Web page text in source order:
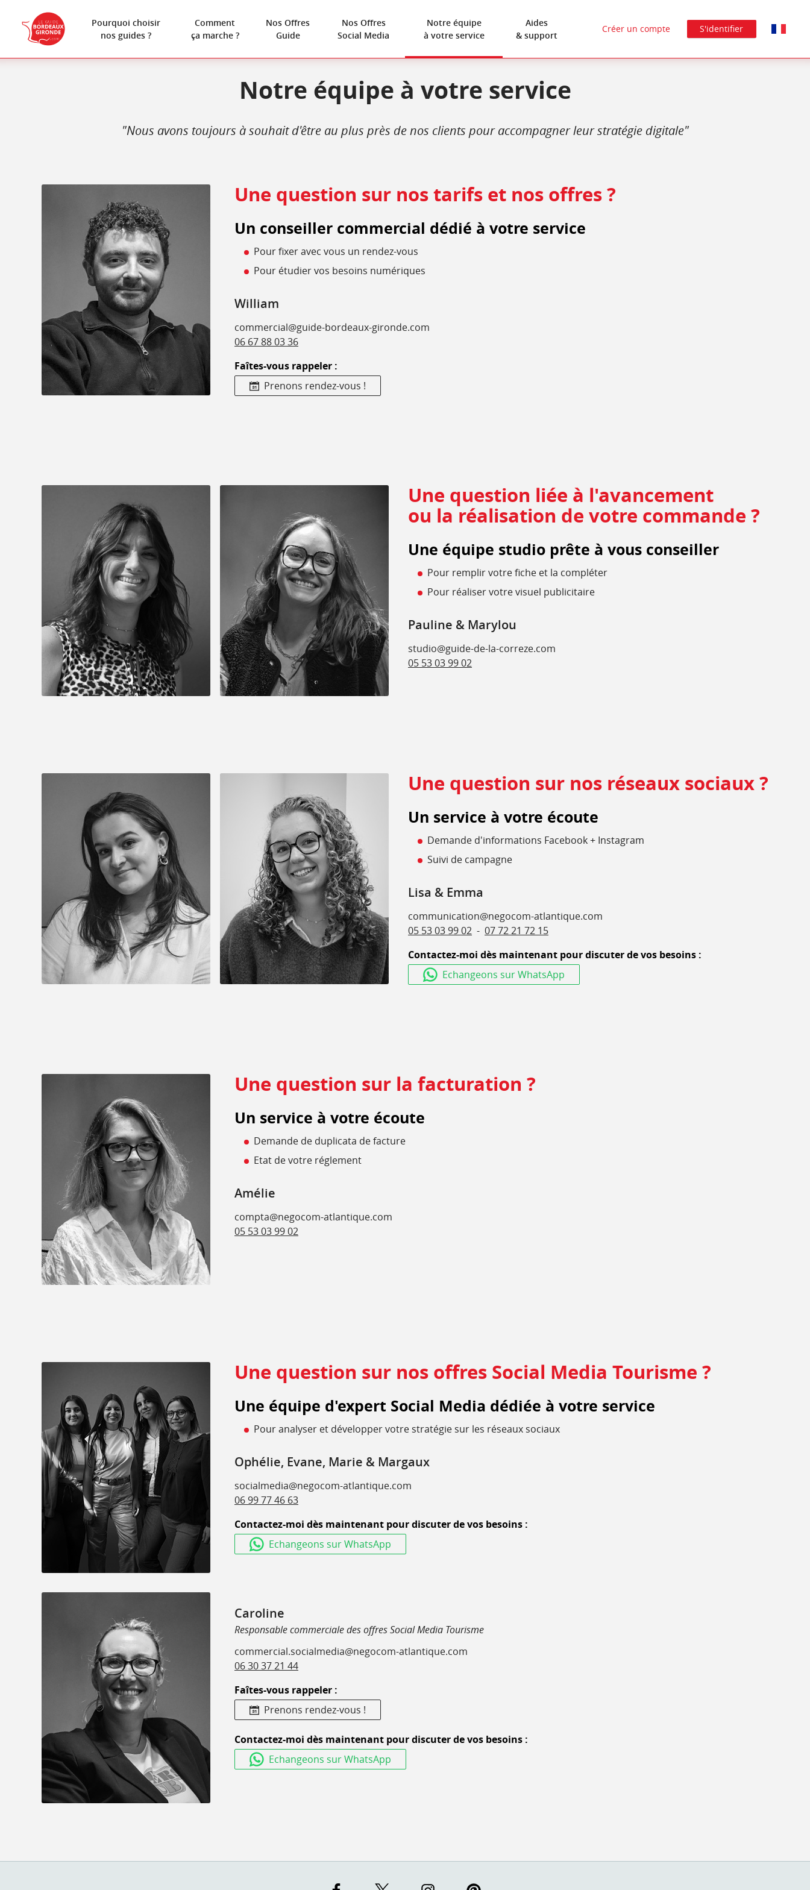
Créer un compte S'identifier
Pourquoi choisir
nos guides ?
Comment
ça marche ?
Nos Offres
Guide
Nos Offres
Social Media
Notre équipe
à votre service
Aides
& support
Notre équipe à votre service
"Nous avons toujours à souhait d'être au plus près de nos clients pour accompagner leur stratégie digitale"
Une question sur nos tarifs et nos offres ?
Un conseiller commercial dédié à votre service
Pour fixer avec vous un rendez-vous
Pour étudier vos besoins numériques
William
commercial@guide-bordeaux-gironde.com
06 67 88 03 36
Faîtes-vous rappeler :
Prenons rendez-vous !
Une question liée à l'avancement
ou la réalisation de votre commande ?
Une équipe studio prête à vous conseiller
Pour remplir votre fiche et la compléter
Pour réaliser votre visuel publicitaire
Pauline & Marylou
studio@guide-de-la-correze.com
05 53 03 99 02
Une question sur nos réseaux sociaux ?
Un service à votre écoute
Demande d'informations Facebook + Instagram
Suivi de campagne
Lisa & Emma
communication@negocom-atlantique.com
05 53 03 99 02
07 72 21 72 15
Contactez-moi dès maintenant pour discuter de vos besoins :
Echangeons sur WhatsApp
Une question sur la facturation ?
Un service à votre écoute
Demande de duplicata de facture
Etat de votre réglement
Amélie
compta@negocom-atlantique.com
05 53 03 99 02
Une question sur nos offres Social Media Tourisme ?
Une équipe d'expert Social Media dédiée à votre service
Pour analyser et développer votre stratégie sur les réseaux sociaux
Ophélie, Evane, Marie & Margaux
socialmedia@negocom-atlantique.com
06 99 77 46 63
Contactez-moi dès maintenant pour discuter de vos besoins :
Echangeons sur WhatsApp
Caroline
Responsable commerciale des offres Social Media Tourisme
commercial.socialmedia@negocom-atlantique.com
06 30 37 21 44
Faîtes-vous rappeler :
Prenons rendez-vous !
Contactez-moi dès maintenant pour discuter de vos besoins :
Echangeons sur WhatsApp